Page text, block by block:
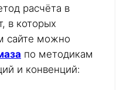
расчёта в
в которых
сайте можно
по методикам
и конвенций: